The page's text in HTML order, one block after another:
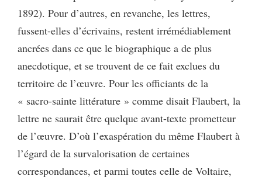
1892). Pour d’autres, en revanche, les lettres,
fussent-elles d’écrivains, restent irrémédiablement
ancrées dans ce que le biographique a de plus
anecdotique, et se trouvent de ce fait exclues du
territoire de l’œuvre. Pour les officiants de la
« sacro-sainte littérature » comme disait Flaubert, la
lettre ne saurait être quelque avant-texte prometteur
de l’œuvre. D’où l’exaspération du même Flaubert à
l’égard de la survalorisation de certaines
correspondances, et parmi toutes celle de Voltaire,